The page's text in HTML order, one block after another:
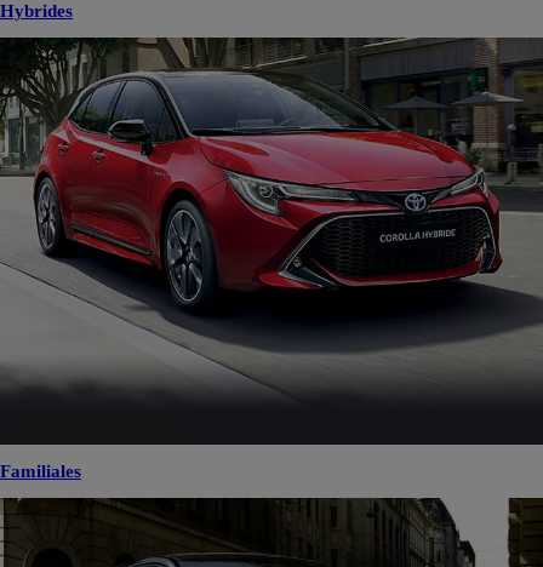
Hybrides
Familiales